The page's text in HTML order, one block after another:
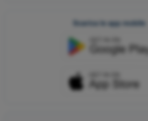
Scarica le app mobile